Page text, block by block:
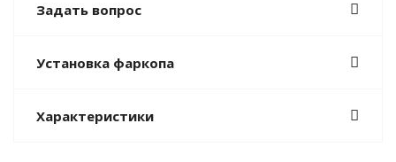
Задать вопрос
Установка фаркопа
Характеристики